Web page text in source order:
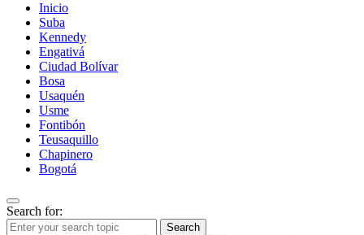
Inicio
Suba
Kennedy
Engativá
Ciudad Bolívar
Bosa
Usaquén
Usme
Fontibón
Teusaquillo
Chapinero
Bogotá
Search for:
Search